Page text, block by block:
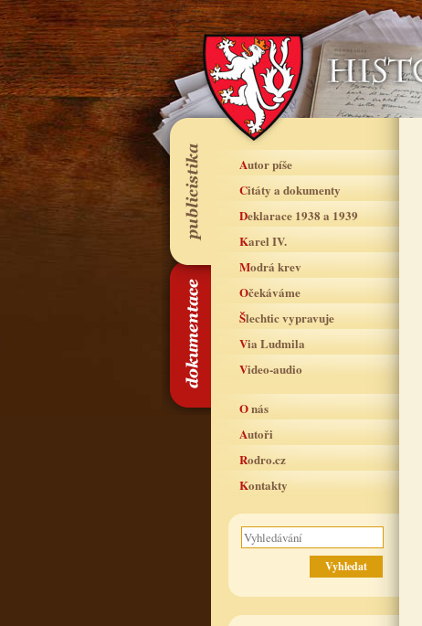
Autor píše
Citáty a dokumenty
Deklarace 1938 a 1939
Karel IV.
Modrá krev
Očekáváme
Šlechtic vypravuje
Via Ludmila
Video-audio
O nás
Autoři
Rodro.cz
Kontakty